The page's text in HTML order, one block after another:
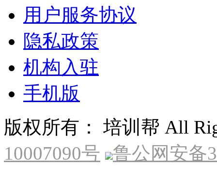
用户服务协议
隐私政策
机构入驻
手机版
版权所有： 培训帮 All
10007090号
鲁公网安备